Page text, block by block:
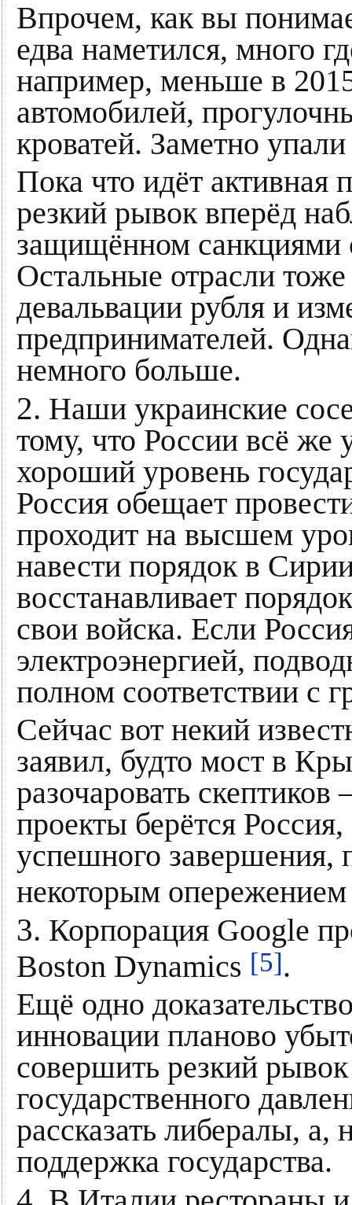
Впрочем, как вы
едва наметился, много
например, меньше в
автомобилей,
кроватей. Заметно
Пока что идёт
резкий рывок вперёд
защищённом санкциями
Остальные отрасли
девальвации рубля и
предпринимателей.
немного больше.
2. Наши украинские
тому, что России всё же
хороший уровень
Россия обещает
проходит на высшем
навести порядок в
восстанавливает
свои войска. Если
электроэнергией,
полном соответствии с
Сейчас вот некий
заявил, будто мост в
разочаровать скептиков
проекты берётся
успешного завершения,
некоторым
3. Корпорация Google
Boston Dynamics [5].
Ещё одно
инновации планово
совершить резкий
государственного
рассказать либералы,
поддержка государства.